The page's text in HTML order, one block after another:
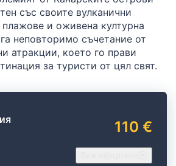
със своите вулканични
и оживена културна
неповторимо съчетание от
атракции, което го прави
за туристи от цял свят.
110 €